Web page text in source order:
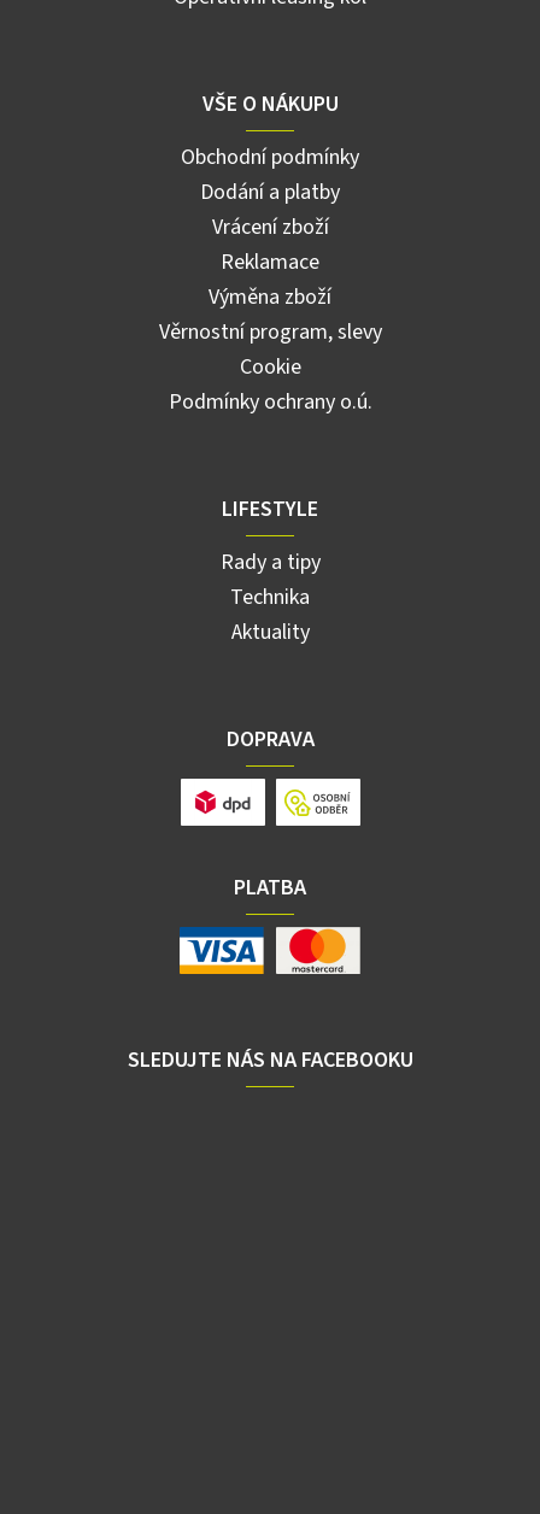
VŠE O NÁKUPU
Obchodní podmínky
Dodání a platby
Vrácení zboží
Reklamace
Výměna zboží
Věrnostní program, slevy
Cookie
Podmínky ochrany o.ú.
LIFESTYLE
Rady a tipy
Technika
Aktuality
DOPRAVA
PLATBA
SLEDUJTE NÁS NA FACEBOOKU